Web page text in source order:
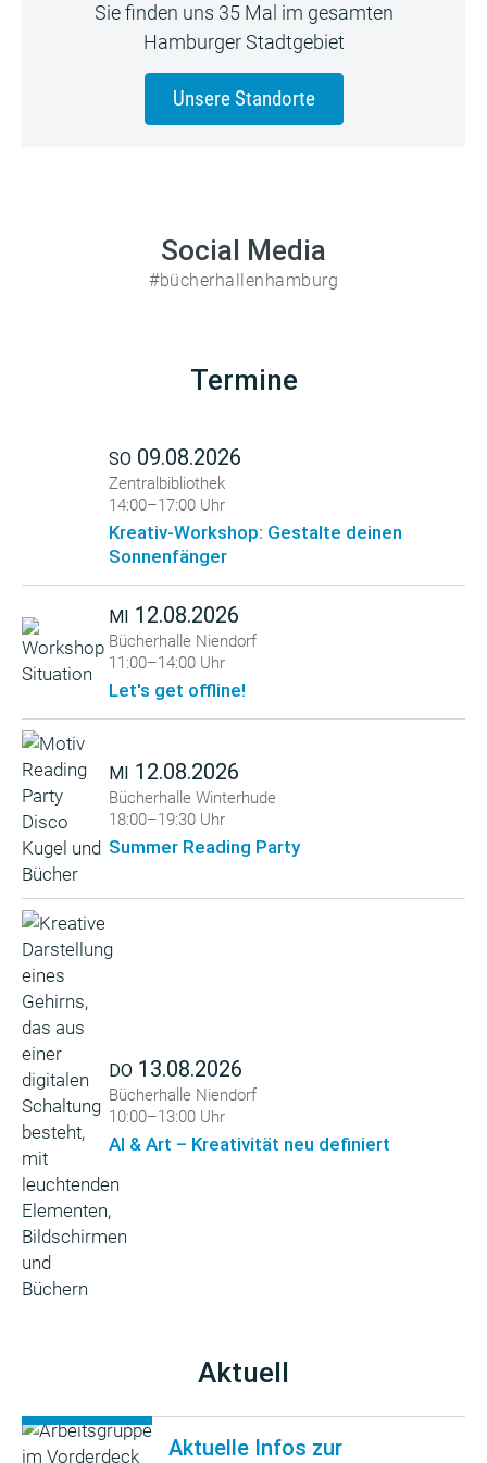
Sie finden uns 35 Mal im gesamten
Hamburger Stadtgebiet
Unsere Standorte
Social Media
#bücherhallenhamburg
Termine
SO 09.08.2026
Zentralbibliothek
14:00–17:00 Uhr
Kreativ-Workshop: Gestalte deinen
Sonnenfänger
MI 12.08.2026
Bücherhalle Niendorf
11:00–14:00 Uhr
Let's get offline!
MI 12.08.2026
Bücherhalle Winterhude
18:00–19:30 Uhr
Summer Reading Party
DO 13.08.2026
Bücherhalle Niendorf
10:00–13:00 Uhr
AI & Art – Kreativität neu definiert
Aktuell
Aktuelle Infos zur